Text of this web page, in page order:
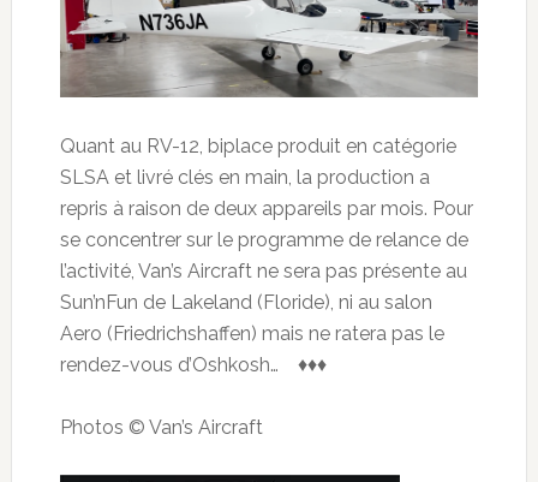
Quant au RV-12, biplace produit en catégorie
SLSA et livré clés en main, la production a
repris à raison de deux appareils par mois. Pour
se concentrer sur le programme de relance de
l’activité, Van’s Aircraft ne sera pas présente au
Sun’nFun de Lakeland (Floride), ni au salon
Aero (Friedrichshaffen) mais ne ratera pas le
rendez-vous d’Oshkosh… ♦♦♦
Photos © Van’s Aircraft